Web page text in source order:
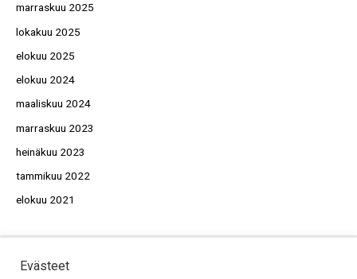
marraskuu 2025
lokakuu 2025
elokuu 2025
elokuu 2024
maaliskuu 2024
marraskuu 2023
heinäkuu 2023
tammikuu 2022
elokuu 2021
Evästeet